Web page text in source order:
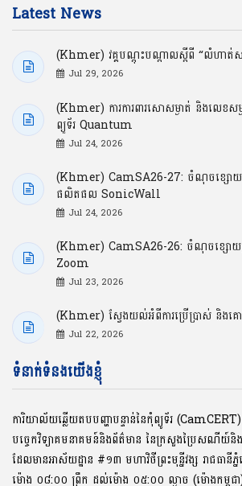
Latest News
(Khmer) វគ្គបណ្ដុះបណ្ដាលស្ដីពី “លំហាត់ស
Jul 29, 2026
(Khmer) ការការពារសោសម្ងាត់ និងលេខសម្
ព្យូទ័រ Quantum
Jul 24, 2026
(Khmer) CamSA26-27: ចំណុចខ្សោយធ្
ផលិតផល SonicWall
Jul 24, 2026
(Khmer) CamSA26-26: ចំណុចខ្សោយធ្ងន់
Zoom
Jul 23, 2026
(Khmer) ស្វែងយល់អំពីការប្រើប្រាស់ និ
Jul 22, 2026
ទំនាក់ទំនងយើងខ្ញុំ
ការិយាល័យឆ្លើយតបបញ្ហាបន្ទាន់នៃកុំព្យូទ័រ
បច្ចេកវិទ្យាគមនាគមន៍និងព័ត៌មាន នៃក្រសួងប្រៃសណីយ៍
ដែលមានអាស័យដ្ឋាន #១៣ មហាវិថីព្រះមុនី្នវង្ស រាជធានីភ្
ម៉ោង ០៨:០០ ​ព្រឹក ដល់ម៉ោង ០៥:០០ ល្ងាច (ម៉ោងកម្ពុជ